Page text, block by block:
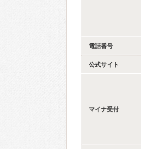
電話番号
公式サイト
マイナ受付